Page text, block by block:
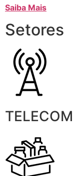
Saiba Mais
Setores
TELECOM